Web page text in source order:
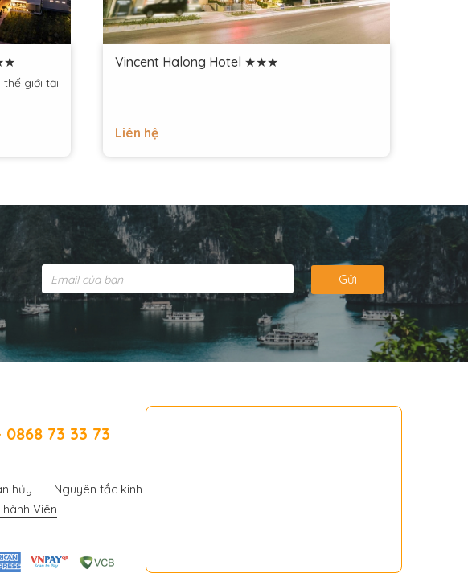
giới tại
Vincent Halong Hotel ★★★
Liên hệ
Gửi
73 33 73
hủy |
Nguyên tắc kinh
Viên